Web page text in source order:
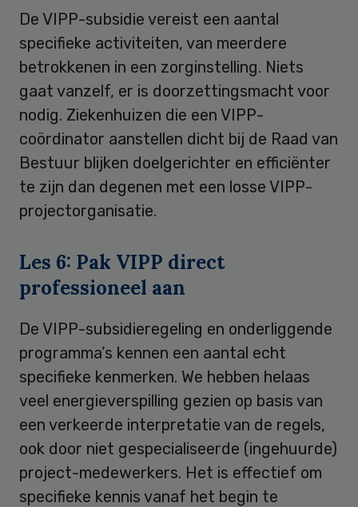
De VIPP-subsidie vereist een aantal
specifieke activiteiten, van meerdere
betrokkenen in een zorginstelling. Niets
gaat vanzelf, er is doorzettingsmacht voor
nodig. Ziekenhuizen die een VIPP-
coördinator aanstellen dicht bij de Raad van
Bestuur blijken doelgerichter en efficiënter
te zijn dan degenen met een losse VIPP-
projectorganisatie.
Les 6: Pak VIPP direct
professioneel aan
De VIPP-subsidieregeling en onderliggende
programma’s kennen een aantal echt
specifieke kenmerken. We hebben helaas
veel energieverspilling gezien op basis van
een verkeerde interpretatie van de regels,
ook door niet gespecialiseerde (ingehuurde)
project-medewerkers. Het is effectief om
specifieke kennis vanaf het begin te